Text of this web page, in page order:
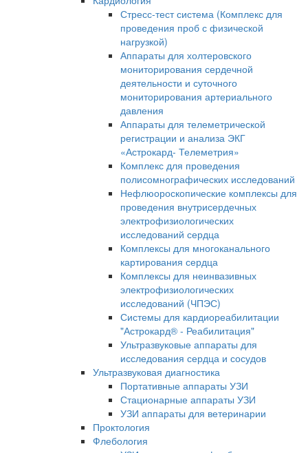
Стресс-тест система (Комплекс для
проведения проб с физической
нагрузкой)
Аппараты для холтеровского
мониторирования сердечной
деятельности и суточного
мониторирования артериального
давления
Аппараты для телеметрической
регистрации и анализа ЭКГ
«Астрокард- Телеметрия»
Комплекс для проведения
полисомнографических исследований
Нефлюороскопические комплексы для
проведения внутрисердечных
электрофизиологических
исследований сердца
Комплексы для многоканального
картирования сердца
Комплексы для неинвазивных
электрофизиологических
исследований (ЧПЭС)
Системы для кардиореабилитации
"Астрокард® - Реабилитация"
Ультразвуковые аппараты для
исследования сердца и сосудов
Ультразвуковая диагностика
Портативные аппараты УЗИ
Стационарные аппараты УЗИ
УЗИ аппараты для ветеринарии
Проктология
Флебология